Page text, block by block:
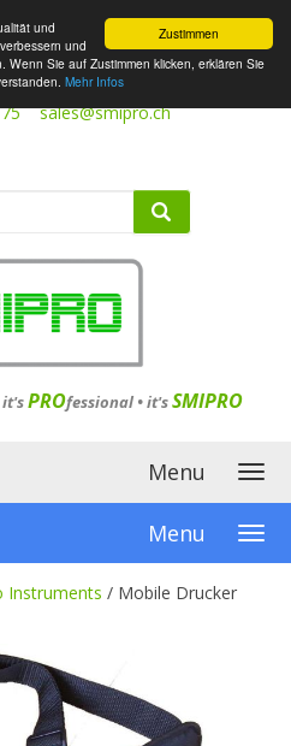
Zustimmen
und
und
Sie auf Zustimmen klicken, erklären Sie
Mehr Infos
sales@smipro.ch
it'sPROfessional •it'sSMIPRO
Menu
Menu
Instruments / Mobile Drucker